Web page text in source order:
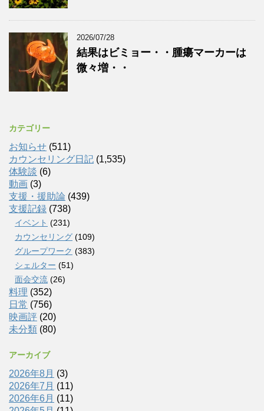
2026/07/28
結果はビミョー・・腫瘍マーカーは
微々増・・
カテゴリー
お知らせ (511)
カウンセリング日記 (1,535)
体験談 (6)
動画 (3)
支援・援助論 (439)
支援記録 (738)
イベント (231)
カウンセリング (109)
グループワーク (383)
シェルター (51)
面会交流 (26)
料理 (352)
日常 (756)
映画評 (20)
未分類 (80)
アーカイブ
2026年8月 (3)
2026年7月 (11)
2026年6月 (11)